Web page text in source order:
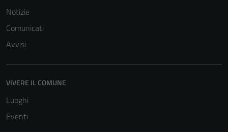
Notizie
Comunicati
Avvisi
VIVERE IL COMUNE
Luoghi
Eventi